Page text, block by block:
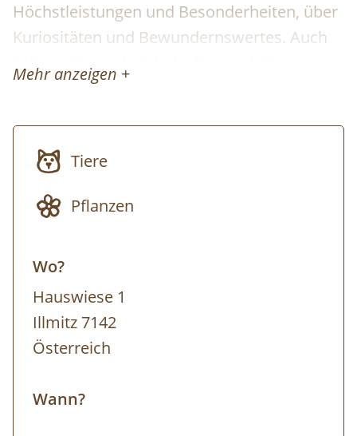
Höchstleistungen und Besonderheiten, über
Kuriositäten und Bewundernswertes. Auch
Lebensräume, Landschaften und die
anthropogenen Auswirkungen auf die Natur
stehe für Fragen und Tipps zur Verfügung.
Mehr anzeigen +
Tiere
Pflanzen
Wo?
Hauswiese 1
Illmitz 7142
Österreich
Wann?